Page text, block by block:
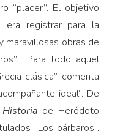
“placer”. El objetivo
era registrar para la
maravillosas obras de
“Para todo aquel
clásica”, comenta
ideal”. De
Historiade Heródoto
“Los bárbaros”,